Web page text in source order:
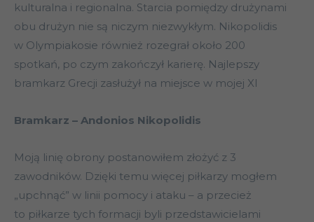
kulturalna i regionalna. Starcia pomiędzy drużynami
obu drużyn nie są niczym niezwykłym. Nikopolidis
w Olympiakosie również rozegrał około 200
spotkań, po czym zakończył karierę. Najlepszy
bramkarz Grecji zasłużył na miejsce w mojej XI
Bramkarz – Andonios Nikopolidis
Moją linię obrony postanowiłem złożyć z 3
zawodników. Dzięki temu więcej piłkarzy mogłem
„upchnąć” w linii pomocy i ataku – a przecież
to piłkarze tych formacji byli przedstawicielami